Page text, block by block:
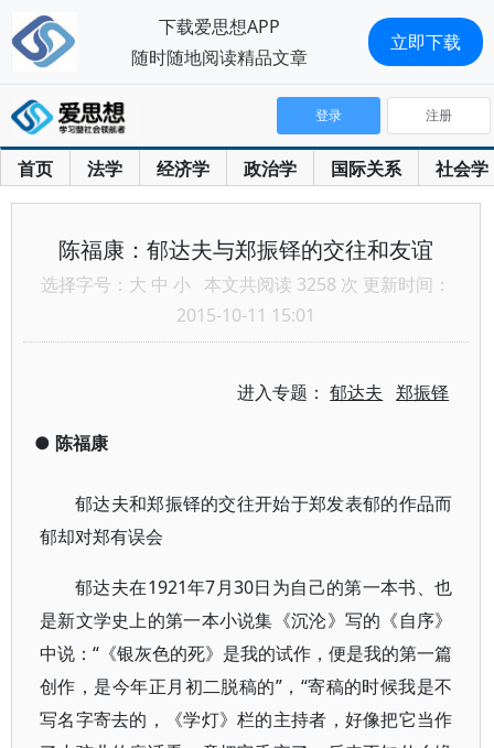
首页 法学 经济学 政治学 国际关系 社会学
登录 注册
陈福康：郁达夫与郑振铎的交往和友谊
选择字号： 大 中 小 本文共阅读 3258 次 更新时间：
2015-10-11 15:01
进入专题：郁达夫 郑振铎
● 陈福康
郁达夫和郑振铎的交往开始于郑发表郁的作品而
郁却对郑有误会
郁达夫在1921年7月30日为自己的第一本书、也
是新文学史上的第一本小说集《沉沦》写的《自序》
中说：“《银灰色的死》是我的试作，便是我的第一篇
创作，是今年正月初二脱稿的”，“寄稿的时候我是不
写名字寄去的，《学灯》栏的主持者，好像把它当作
下载爱思想APP
随时随地阅读精品文章
立即下载